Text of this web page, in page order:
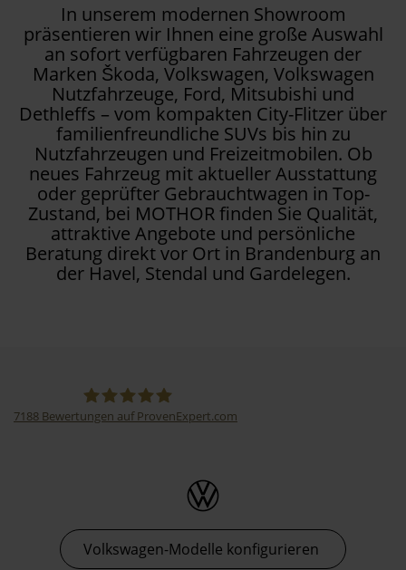
In unserem modernen Showroom
präsentieren wir Ihnen eine große Auswahl
an sofort verfügbaren Fahrzeugen der
Marken Škoda, Volkswagen, Volkswagen
Nutzfahrzeuge, Ford, Mitsubishi und
Dethleffs – vom kompakten City-Flitzer über
familienfreundliche SUVs bis hin zu
Nutzfahrzeugen und Freizeitmobilen. Ob
neues Fahrzeug mit aktueller Ausstattung
oder geprüfter Gebrauchtwagen in Top-
Zustand, bei MOTHOR finden Sie Qualität,
attraktive Angebote und persönliche
Beratung direkt vor Ort in Brandenburg an
der Havel, Stendal und Gardelegen.
7188 Bewertungen auf ProvenExpert.com
Volkswagen-Modelle konfigurieren